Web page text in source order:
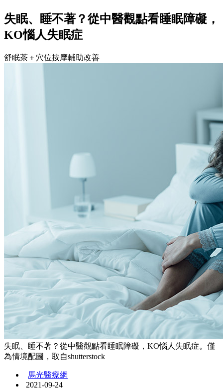
失眠、睡不著？從中醫觀點看睡眠障礙，
KO惱人失眠症
舒眠茶＋穴位按摩輔助改善
失眠、睡不著？從中醫觀點看睡眠障礙，KO惱人失眠症。僅
為情境配圖，取自shutterstock
馬光醫療網
2021-09-24